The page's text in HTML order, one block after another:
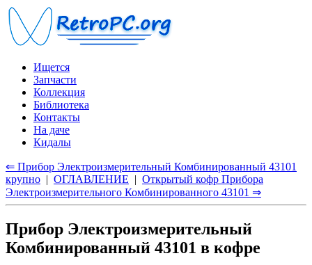
Ищется
Запчасти
Коллекция
Библиотека
Контакты
На даче
Кидалы
⇐ Прибор Электроизмерительный Комбинированный 43101
крупно | ОГЛАВЛЕНИЕ | Открытый кофр Прибора
Электроизмерительного Комбинированного 43101 ⇒
Прибор Электроизмерительный
Комбинированный 43101 в кофре